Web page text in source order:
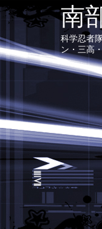
南
科学忍者
ン・三高